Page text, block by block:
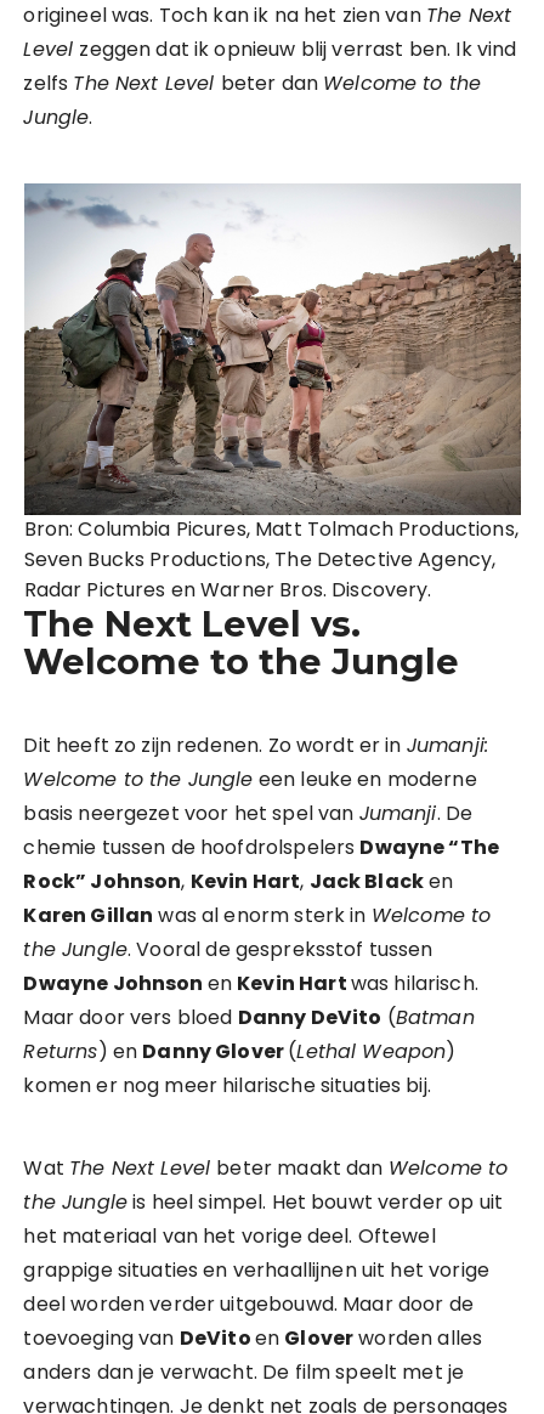
origineel was. Toch kan ik na het zien van The Next
Level zeggen dat ik opnieuw blij verrast ben. Ik vind
zelfs The Next Level beter dan Welcome to the
Jungle.
Bron: Columbia Picures, Matt Tolmach Productions,
Seven Bucks Productions, The Detective Agency,
Radar Pictures en Warner Bros. Discovery.
The Next Level vs.
Welcome to the Jungle
Dit heeft zo zijn redenen. Zo wordt er in Jumanji:
Welcome to the Jungle een leuke en moderne
basis neergezet voor het spel van Jumanji. De
chemie tussen de hoofdrolspelers Dwayne “The
Rock” Johnson, Kevin Hart, Jack Blacken
Karen Gillan was al enorm sterk in Welcome to
the Jungle. Vooral de gespreksstof tussen
Dwayne Johnson en Kevin Hartwas hilarisch.
Maar door vers bloed Danny DeVito (Batman
Returns) en Danny Glover(Lethal Weapon)
komen er nog meer hilarische situaties bij.
Wat The Next Level beter maakt dan Welcome to
the Jungleis heel simpel. Het bouwt verder op uit
het materiaal van het vorige deel. Oftewel
grappige situaties en verhaallijnen uit het vorige
deel worden verder uitgebouwd. Maar door de
toevoeging van DeVitoen Gloverworden alles
anders dan je verwacht. De film speelt met je
verwachtingen. Je denkt net zoals de personages